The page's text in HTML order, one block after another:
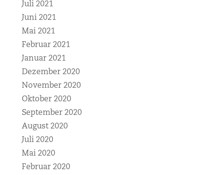
Juli 2021
Juni 2021
Mai 2021
Februar 2021
Januar 2021
Dezember 2020
November 2020
Oktober 2020
September 2020
August 2020
Juli 2020
Mai 2020
Februar 2020